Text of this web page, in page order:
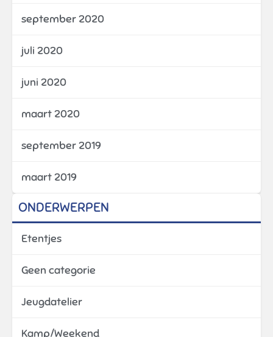
september 2020
juli 2020
juni 2020
maart 2020
september 2019
maart 2019
ONDERWERPEN
Etentjes
Geen categorie
Jeugdatelier
Kamp/Weekend